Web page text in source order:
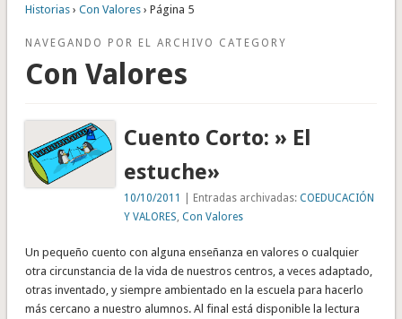
Historias› Con Valores› Página 5
NAVEGANDO POR EL ARCHIVO CATEGORY
Con Valores
Cuento Corto: » El
estuche»
10/10/2011 | Entradas archivadas:COEDUCACIÓN
Y VALORES ,Con Valores
Un pequeño cuento con alguna enseñanza en valores o cualquier
otra circunstancia de la vida de nuestros centros, a veces adaptado,
otras inventado, y siempre ambientado en la escuela para hacerlo
más cercano a nuestro alumnos. Al final está disponible la lectura